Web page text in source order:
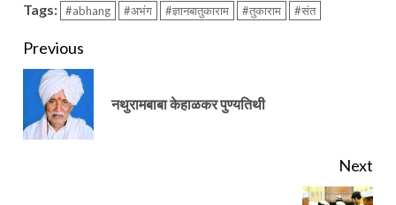
Tags: #abhang #अभंग #ज्ञानबातुकाराम #तुकाराम #संत
Continue
Previous
नथुरामबाबा केहाळकर पुण्यतिथी
Next